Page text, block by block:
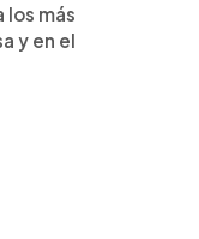
más
y en el